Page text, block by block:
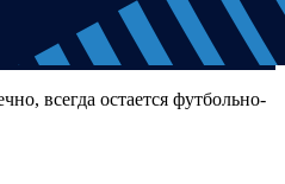
всегда остается футбольно-